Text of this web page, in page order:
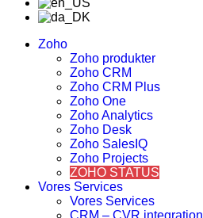
Zoho
Zoho produkter
Zoho CRM
Zoho CRM Plus
Zoho One
Zoho Analytics
Zoho Desk
Zoho SalesIQ
Zoho Projects
ZOHO STATUS
Vores Services
Vores Services
CRM – CVR integration